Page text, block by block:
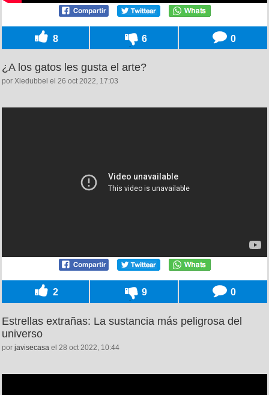
8 6 0
¿A los gatos les gusta el arte?
por Xiedubbel el 26 oct 2022, 17:03
2 9 0
Estrellas extrañas: La sustancia más peligrosa del
universo
por javisecasa el 28 oct 2022, 10:44